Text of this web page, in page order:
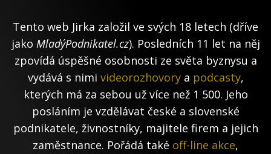
Tento web Jirka založil ve svých 18 letech (dříve
jako MladýPodnikatel.cz). Posledních 11 let na něj
zpovídá úspěšné osobnosti ze světa byznysu a
vydává s nimi videorozhovorya podcasty,
kterých má za sebou už více než 1 500. Jeho
posláním je vzdělávat české a slovenské
podnikatele, živnostníky, majitele firem a jejich
zaměstnance. Pořádá také off-line akce,